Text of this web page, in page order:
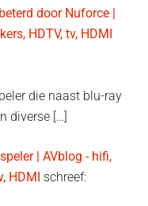
door Nuforce |
HDTV, tv, HDMI
die naast blu-ray
diverse […]
| AVblog - hifi,
HDMI schreef: